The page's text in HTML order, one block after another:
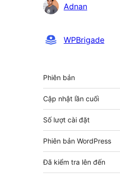
Những
đóng
Adnan
WPBrigade
Meta
Phiên bản
Cập nhật lần cuối
Số lượt cài đặt
Phiên bản WordPress
Đã kiểm tra lên đến